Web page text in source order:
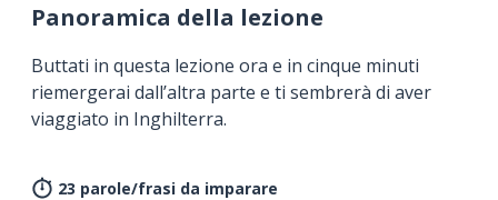
Panoramica della lezione
Buttati in questa lezione ora e in cinque minuti
riemergerai dall’altra parte e ti sembrerà di aver
viaggiato in Inghilterra.
23 parole/frasi da imparare